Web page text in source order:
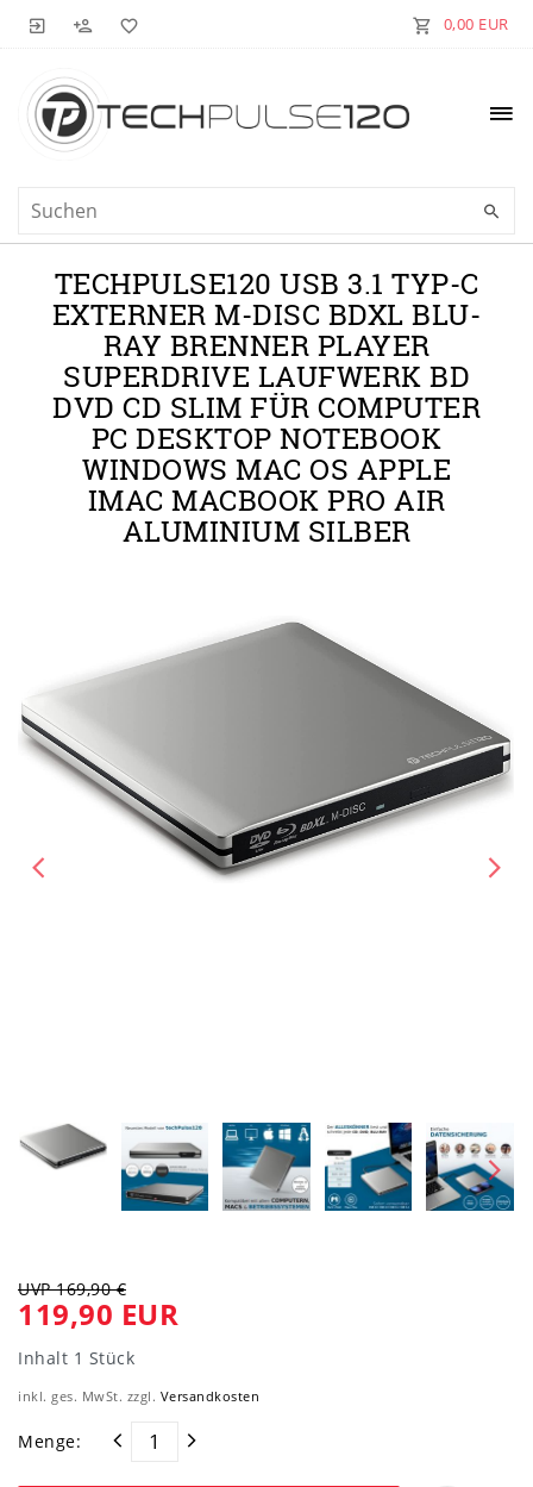
0,00 EUR
TECHPULSE120 USB 3.1 TYP-C
EXTERNER M-DISC BDXL BLU-
RAY BRENNER PLAYER
SUPERDRIVE LAUFWERK BD
DVD CD SLIM FÜR COMPUTER
PC DESKTOP NOTEBOOK
WINDOWS MAC OS APPLE
IMAC MACBOOK PRO AIR
ALUMINIUM SILBER
UVP 169,90 €
119,90 EUR
Inhalt 1 Stück
inkl. ges. MwSt. zzgl. Versandkosten
Menge: